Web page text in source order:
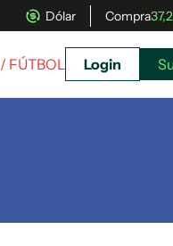
Dólar Compra
/ FÚTBOL Login